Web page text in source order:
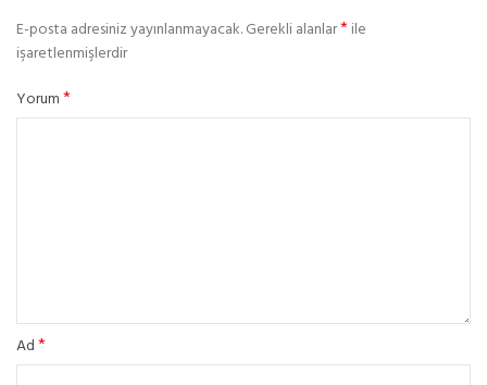
E-posta adresiniz yayınlanmayacak.Gerekli alanlar*ile
işaretlenmişlerdir
Yorum*
Ad*